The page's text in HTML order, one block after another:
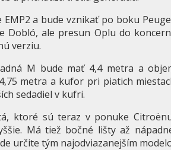
a bude vznikať po boku
Dobló, ale presun Oplu do
verziu.
M bude mať 4,4 metra a
metra a kufor pri piatich
sedadiel v kufri.
ktoré sú teraz v ponuke
Má tiež bočné lišty až
určite tým najodviazanejším